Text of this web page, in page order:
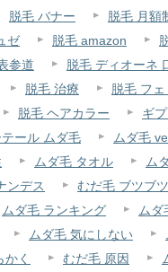
脱毛 バナー 脱毛 月額
ゼ 脱毛 amazon
参道 脱毛 ディオーネ
脱毛 治療 脱毛 フ
脱毛 ヘアカラー ギ
ール ムダ毛 ムダ毛
ムダ毛 タオル
ム
ンデス むだ毛 ブツブツ
ムダ毛 ランキング ム
ムダ毛 気にしない
かく むだ毛 原因